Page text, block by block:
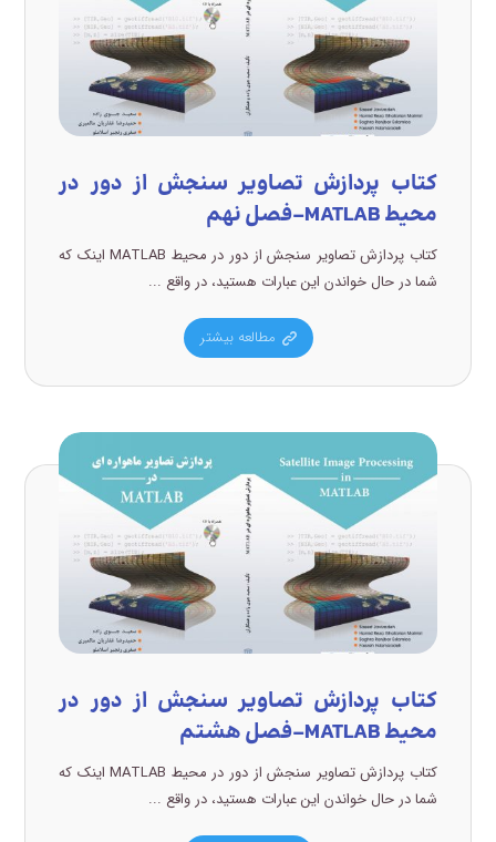
کتاب پردازش تصاویر سنجش از دور در
محیط MATLAB-فصل نهم
کتاب پردازش تصاویر سنجش از دور در محیط MATLAB اینک که
شما در حال خواندن این عبارات هستید، در واقع ...
مطالعه بیشتر
کتاب پردازش تصاویر سنجش از دور در
محیط MATLAB-فصل هشتم
کتاب پردازش تصاویر سنجش از دور در محیط MATLAB اینک که
شما در حال خواندن این عبارات هستید، در واقع ...